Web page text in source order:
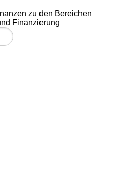
zu den Bereichen
Finanzierung